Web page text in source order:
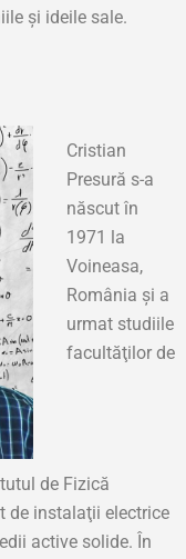
și ideile sale.
Cristian
Presură s-a
născut în
1971 la
Voineasa,
România și a
urmat studiile
facultăţilor de
de Fizică
de instalaţii electrice
active solide. În